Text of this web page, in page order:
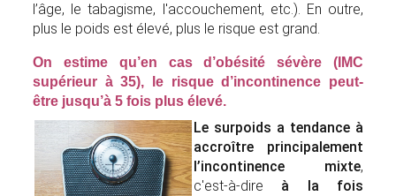
l’âge, le tabagisme, l'accouchement, etc.). En outre,
plus le poids est élevé, plus le risque est grand.
On estime qu’en cas d’obésité sévère (IMC
supérieur à 35), le risque d’incontinence peut-
être jusqu’à 5 fois plus élevé.
Le surpoids a tendance à
accroître principalement
l’incontinence mixte,
c'est-à-dire à la fois